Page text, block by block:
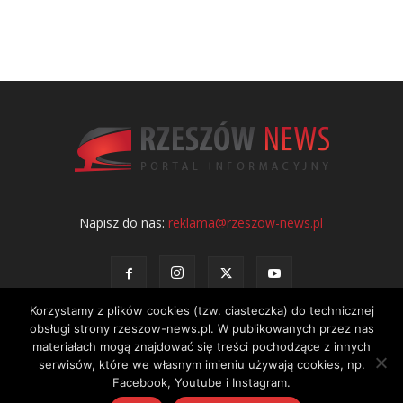
Napisz do nas:reklama@rzeszow-news.pl
Kontakt Polityka prywatności Regulamin portalu
© NEWS Sp. z o.o. - wydawca portalu Rzeszów News. Wszystkie prawa
Korzystamy z plików cookies (tzw. ciasteczka) do technicznej
obsługi strony rzeszow-news.pl. W publikowanych przez nas
materiałach mogą znajdować się treści pochodzące z innych
serwisów, które we własnym imieniu używają cookies, np.
Facebook, Youtube i Instagram.